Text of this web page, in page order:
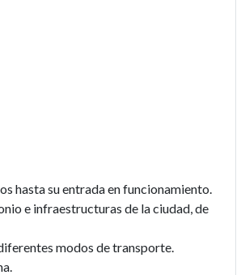
hasta su entrada en funcionamiento.
e infraestructuras de la ciudad, de
modos de transporte.